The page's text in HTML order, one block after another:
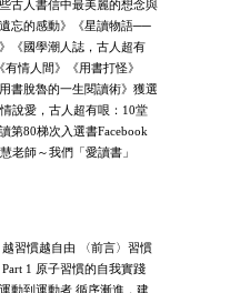
古人書信中最美麗的想念與
忘的感動》《星讀物語──
《國學潮人誌，古人超有
情人間》《用書打怪》
書脫魯的一生閱讀術》獲選
說愛，古人超有哏：10堂
第80梯次入選書Facebook
老師～我們「愛讀書」
習慣越自由 〈前言〉習慣
1 原子習慣的自我實踐
到運動者 循序漸進，建